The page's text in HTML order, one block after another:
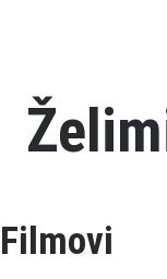
Filmovi